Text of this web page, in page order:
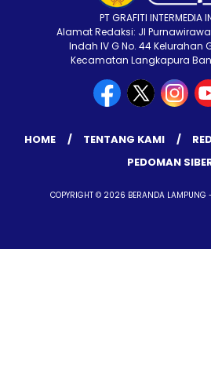
PT GRAFITI INTERMEDIA
Alamat Redaksi: Jl
Indah IV G No. 44 Kelurahan
Kecamatan Langkapura
HOME TENTANG KAMI
PEDOMAN
COPYRIGHT © 2026 BERANDA LAMPUNG